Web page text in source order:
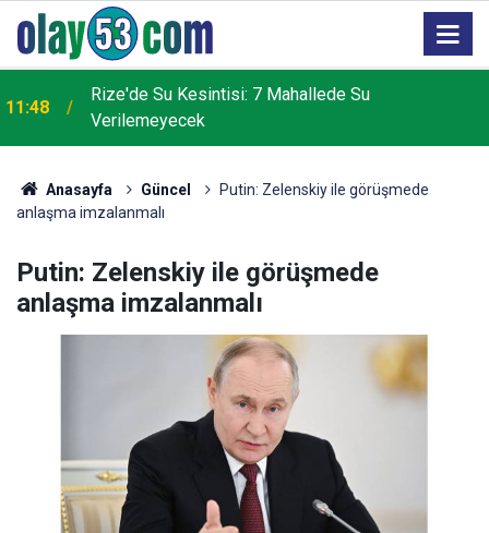
11:48
Rize'de Su Kesintisi: 7 Mahallede Su
Verilemeyecek
Anasayfa Güncel
Putin: Zelenskiy ile görüşmede
anlaşma imzalanmalı
Putin: Zelenskiy ile görüşmede
anlaşma imzalanmalı